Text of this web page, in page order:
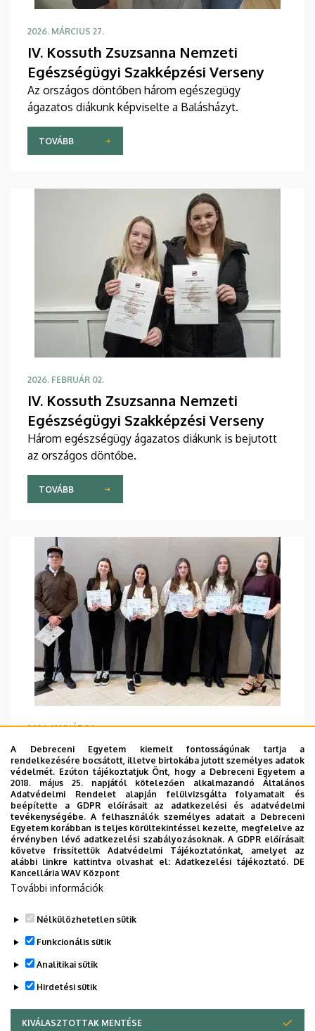
2026. MÁRCIUS 27.
IV. Kossuth Zsuzsanna Nemzeti
Egészségügyi Szakképzési Verseny
Az országos döntőben három egészegügy
ágazatos diákunk képviselte a Balásházyt.
TOVÁBB
2026. FEBRUÁR 02.
IV. Kossuth Zsuzsanna Nemzeti
Egészségügyi Szakképzési Verseny
Három egészségügy ágazatos diákunk is bejutott
az országos döntőbe.
TOVÁBB
2026. JANUÁR 26.
XIII. Siroki Zoltán Tanulmányi Verseny
2026. január 23-án került megrendezésre, 13.
alkalommal a Debreceni Egyetem Mezőgazdaság-,
Élelmiszertudományi és Környezetgazdálkodási
Karán a Középiskolások Tanulmányi Versenye.
TOVÁBB
Oldalszámozás
Jelenlegi
oldal
1
Oldal
2
A Debreceni Egyetem kiemelt fontosságúnak tartja a
rendelkezésére bocsátott, illetve birtokába jutott személyes adatok
védelmét. Ezúton tájékoztatjuk Önt, hogy a Debreceni Egyetem a
2018. május 25. napjától kötelezően alkalmazandó Általános
Adatvédelmi Rendelet alapján felülvizsgálta folyamatait és
beépítette a GDPR előírásait az adatkezelési és adatvédelmi
tevékenységébe. A felhasználók személyes adatait a Debreceni
Egyetem korábban is teljes körültekintéssel kezelte, megfelelve az
érvényben lévő adatkezelési szabályozásoknak. A GDPR előírásait
követve frissítettük Adatvédelmi Tájékoztatónkat, amelyet az
alábbi linkre kattintva olvashat el:Adatkezelési tájékoztató. DE
Kancellária WAV Központ
További információk
Nélkülözhetetlen sütik
Funkcionális sütik
Analitikai sütik
Hirdetési sütik
KIVÁLASZTOTTAK MENTÉSE
WITHDRAW CONSENT